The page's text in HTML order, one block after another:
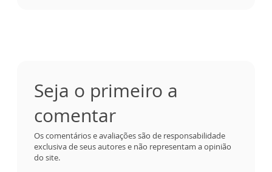
Seja o primeiro a
comentar
Os comentários e avaliações são de responsabilidade
exclusiva de seus autores e não representam a opinião
do site.